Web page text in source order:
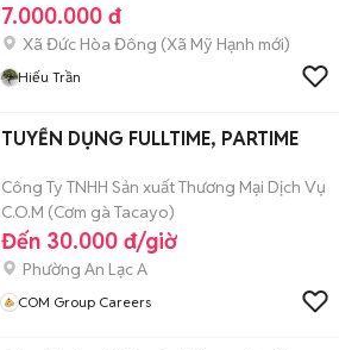
7.000.000 đ
Xã Đức Hòa Đông (Xã Mỹ Hạnh mới)
Hiếu Trần
TUYỂN DỤNG FULLTIME, PARTIME
Công Ty TNHH Sản xuất Thương Mại Dịch Vụ
C.O.M (Cơm gà Tacayo)
Đến 30.000 đ/giờ
Phường An Lạc A
COM Group Careers